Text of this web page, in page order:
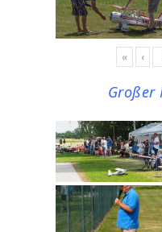
« ‹
Großer